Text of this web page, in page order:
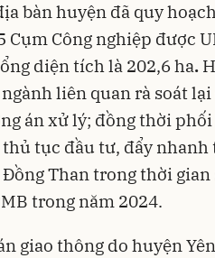
bàn huyện đã quy
Cụm Công nghiệp được
diện tích là 202,6 ha.
liên quan rà soát
án xử lý; đồng thời phối
tục đầu tư, đẩy nhanh
Than trong thời gian
trong năm 2024.
giao thông do huyện